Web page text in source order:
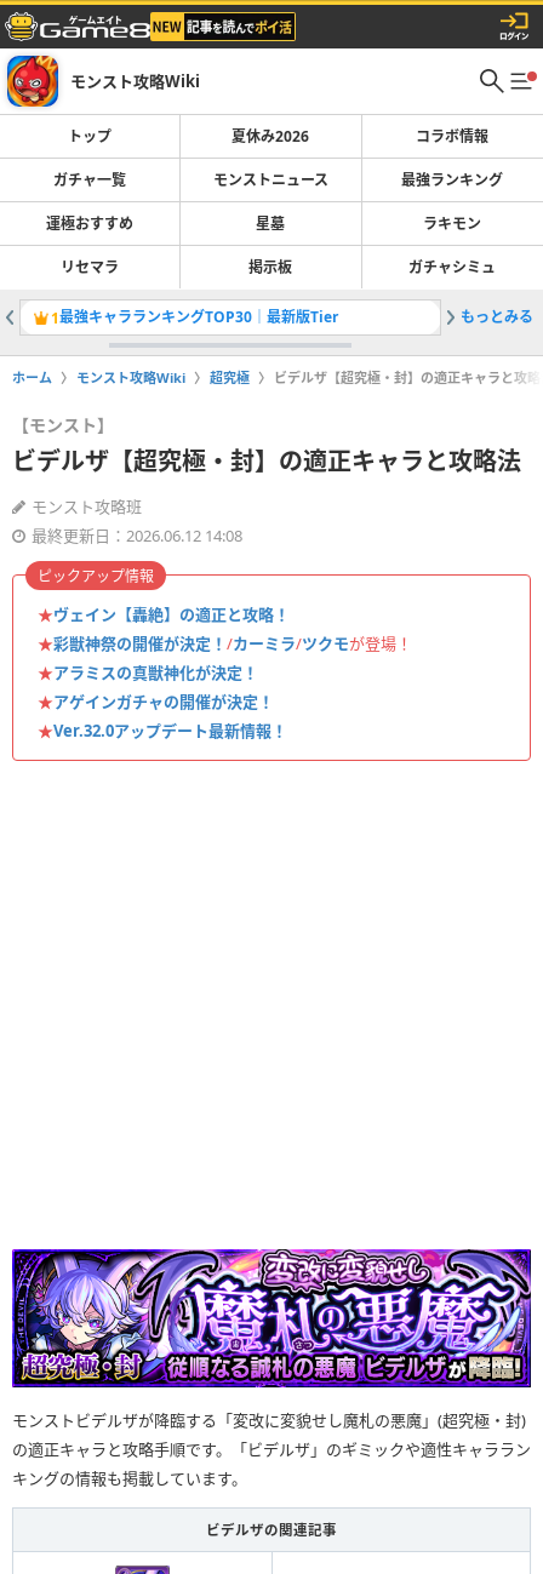
モンスト攻略Wiki
トップ 夏休み2026 コラボ情報
ガチャ一覧 モンストニュース 最強ランキング
運極おすすめ 星墓 ラキモン
リセマラ 掲示板 ガチャシミュ
1最強キャラランキングTOP30｜最新版Tier 2ノマク
もっとみる
ホーム モンスト攻略Wiki 超究極 ビデルザ【超究極・封】の適正キャラと攻
【モンスト】
ビデルザ【超究極・封】の適正キャラと攻略法
モンスト攻略班
最終更新日：2026.06.12 14:08
★ヴェイン【轟絶】の適正と攻略！
★彩獣神祭の開催が決定！ /カーミラ/ツクモが登場！
★アラミスの真獣神化が決定！
★アゲインガチャの開催が決定！
★Ver.32.0アップデート最新情報！
ピックアップ情報
モンストビデルザが降臨する「変改に変貌せし魔札の悪魔」(超究極・封)
の適正キャラと攻略手順です。「ビデルザ」のギミックや適性キャララン
キングの情報も掲載しています。
ビデルザの関連記事